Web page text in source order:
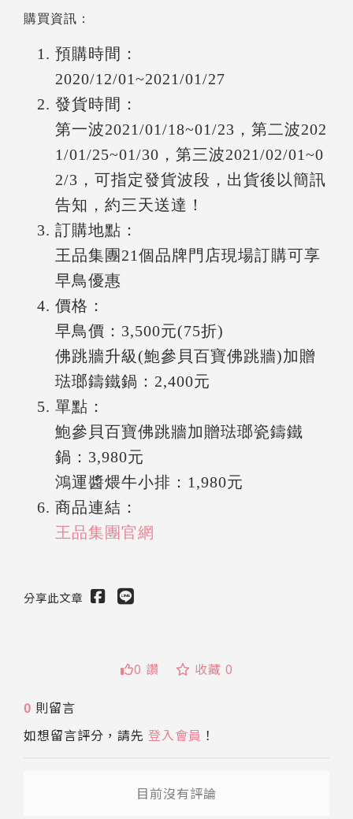
購買資訊：
預購時間：
2020/12/01~2021/01/27
發貨時間：
第一波2021/01/18~01/23，第二波202
1/01/25~01/30，第三波2021/02/01~0
2/3，可指定發貨波段，出貨後以簡訊
告知，約三天送達！
訂購地點：
王品集團21個品牌門店現場訂購可享
早鳥優惠
價格：
早鳥價：3,500元(75折)
佛跳牆升級(鮑參貝百寶佛跳牆)加贈
琺瑯鑄鐵鍋：2,400元
單點：
鮑參貝百寶佛跳牆加贈琺瑯瓷鑄鐵
鍋：3,980元
鴻運醬煨牛小排：1,980元
商品連結：
王品集團官網
分享此文章
0 讚 收藏 0
0 則留言
如想留言評分，請先 登入會員 ！
目前沒有評論